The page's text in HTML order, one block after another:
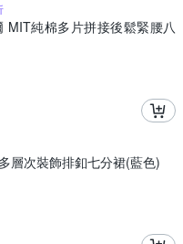
MIT純棉多片拼接後鬆緊腰八
層次裝飾排釦七分裙(藍色)